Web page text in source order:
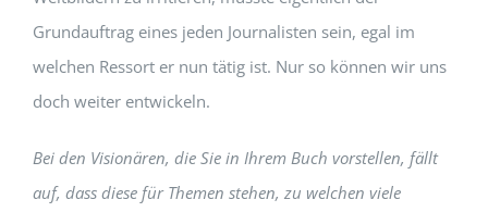
Grundauftrag eines jeden Journalisten sein, egal im
welchen Ressort er nun tätig ist. Nur so können wir uns
doch weiter entwickeln.
Bei den Visionären, die Sie in Ihrem Buch vorstellen, fällt
auf, dass diese für Themen stehen, zu welchen viele